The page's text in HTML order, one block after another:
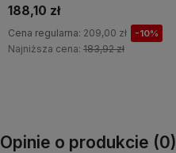
404,10 zł
Cena regularna: 449,00 zł -10%
Najniższa cena:399,61 zł
Opinie o produkcie (0)